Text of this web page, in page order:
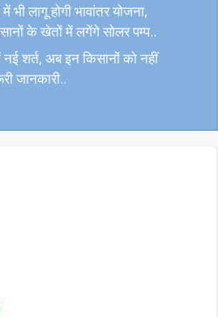
भी लागू होगी भावांतर योजना,
के खेतों में लगेंगे सोलर पम्प..
नई शर्त, अब इन किसानों को नहीं
जानकारी..